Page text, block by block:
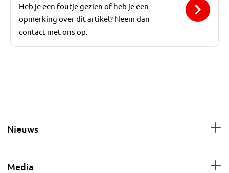
Heb je een foutje gezien of heb je een
opmerking over dit artikel? Neem dan
contact met ons op.
Nieuws
Media